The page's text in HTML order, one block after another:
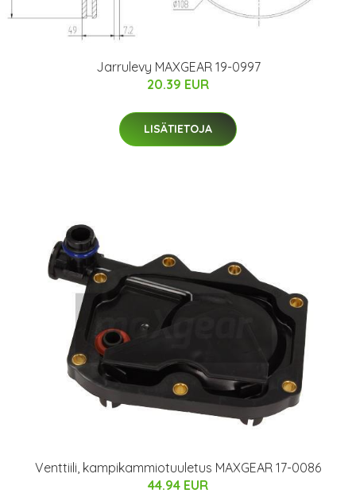
Jarrulevy MAXGEAR 19-0997
20.39 EUR
LISÄTIETOJA
Venttiili, kampikammiotuuletus MAXGEAR 17-0086
44.94 EUR